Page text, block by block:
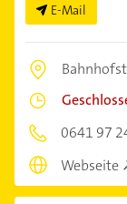
E-Mail
0641 97
Webseite